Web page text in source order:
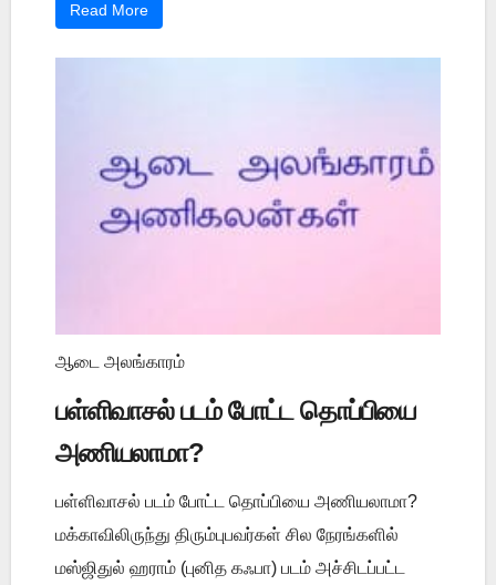
Read More
ஆடை அலங்காரம்
பள்ளிவாசல் படம் போட்ட தொப்பியை
அணியலாமா?
பள்ளிவாசல் படம் போட்ட தொப்பியை அணியலாமா?
மக்காவிலிருந்து திரும்புபவர்கள் சில நேரங்களில்
மஸ்ஜிதுல் ஹராம் (புனித கஃபா) படம் அச்சிடப்பட்ட